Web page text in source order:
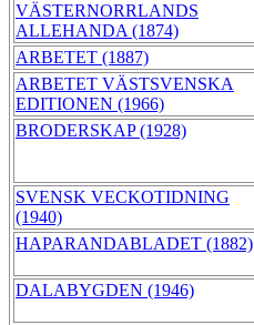
VÄSTERNORRLANDS
ALLEHANDA (1874)
ARBETET (1887)
ARBETET VÄSTSVENSKA
EDITIONEN (1966)
BRODERSKAP (1928)
SVENSK VECKOTIDNING
(1940)
HAPARANDABLADET (1882)
DALABYGDEN (1946)